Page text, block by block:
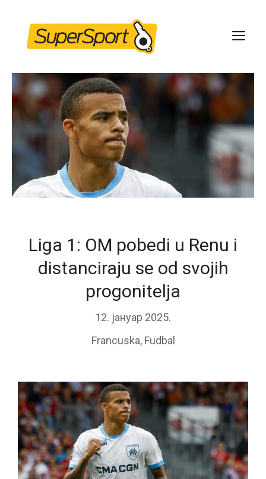
content
Liga 1: OM pobedi u Renu i
distanciraju se od svojih
progonitelja
12. јануар 2025.
Francuska, Fudbal